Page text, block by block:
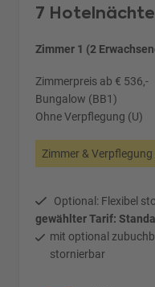
7 Hotelnächte
Zimmer 1 (2
Zimmerpreis ab € 536,-
Bungalow (BB1)
Ohne Verpflegung (U)
Zimmer &
Optional: Flexibel
gewählter Tarif:
mit optional
stornierbar